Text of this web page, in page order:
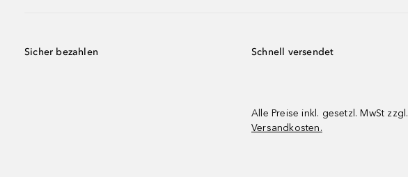
Sicher bezahlen Schnell versendet
Alle Preise inkl. gesetzl. MwSt zzgl.
Versandkosten.